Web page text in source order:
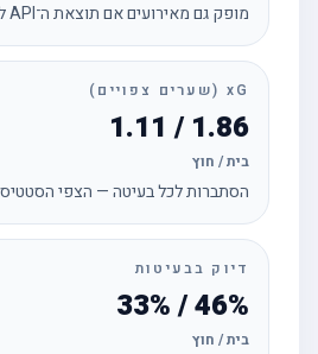
מופק גם מאירועים אם תוצאת ה־API לא זמינה
xG (שערים צפויים)
1.86 / 1.11
בית / חוץ
הסתברות לכל בעיטה — הצפי
דיוק בבעיטות
46% / 33%
בית / חוץ